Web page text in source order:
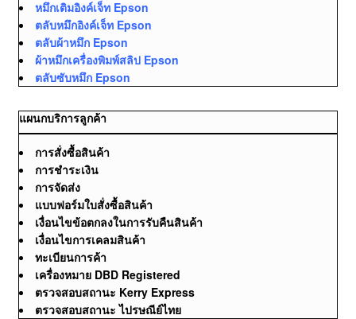
หมึกเติมอิงค์เจ็ท Epson
ตลับหมึกอิงค์เจ็ท Epson
ตลับผ้าหมึก Epson
ผ้าหมึกเครื่องพิมพ์สลิป Epson
ตลับซับหมึก Epson
แผนกบริการลูกค้า
การสั่งซื้อสินค้า
การชำระเงิน
การจัดส่ง
แบบฟอร์มใบสั่งซื้อสินค้า
เงื่อนไขข้อตกลงในการรับคืนสินค้า
เงื่อนไขการเคลมสินค้า
ทะเบียนการค้า
เครื่องหมาย DBD Registered
ตรวจสอบสถานะ Kerry Express
ตรวจสอบสถานะ ไปรษณีย์ไทย